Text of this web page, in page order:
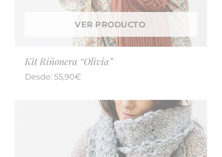
VER PRODUCTO
Kit Riñonera “Olivia”
Desde: 55,90€